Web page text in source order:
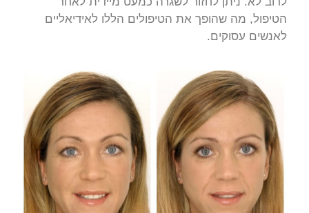
הטיפול, מה שהופך את הטיפולים הללו לאידיאליים
לאנשים עסוקים.